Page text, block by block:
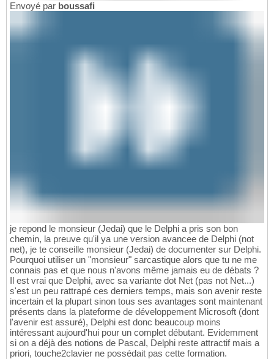
Envoyé par boussafi
je repond le monsieur (Jedai) que le Delphi a pris son bon
chemin, la preuve qu'il ya une version avancee de Delphi (not
net), je te conseille monsieur (Jedai) de documenter sur Delphi.
Pourquoi utiliser un "monsieur" sarcastique alors que tu ne me
connais pas et que nous n'avons même jamais eu de débats ?
Il est vrai que Delphi, avec sa variante dot Net (pas not Net...)
s'est un peu rattrapé ces derniers temps, mais son avenir reste
incertain et la plupart sinon tous ses avantages sont maintenant
présents dans la plateforme de développement Microsoft (dont
l'avenir est assuré), Delphi est donc beaucoup moins
intéressant aujourd'hui pour un complet débutant. Evidemment
si on a déjà des notions de Pascal, Delphi reste attractif mais a
priori, touche2clavier ne possédait pas cette formation.